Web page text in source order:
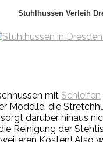
Stuhlhussen Verleih
mit Schleifen
Modelle, die
darüber hinaus
Reinigung der